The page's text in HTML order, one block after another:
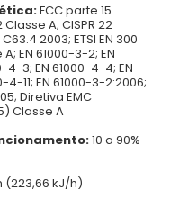
FCC parte 15
A; CISPR 22
2003; ETSI EN 300
EN 61000-3-2; EN
4-3; EN 61000-4-4; EN
4-11; EN 61000-3-2:2006;
Diretiva EMC
Classe A
10 a 90%
(223,66 kJ/h)